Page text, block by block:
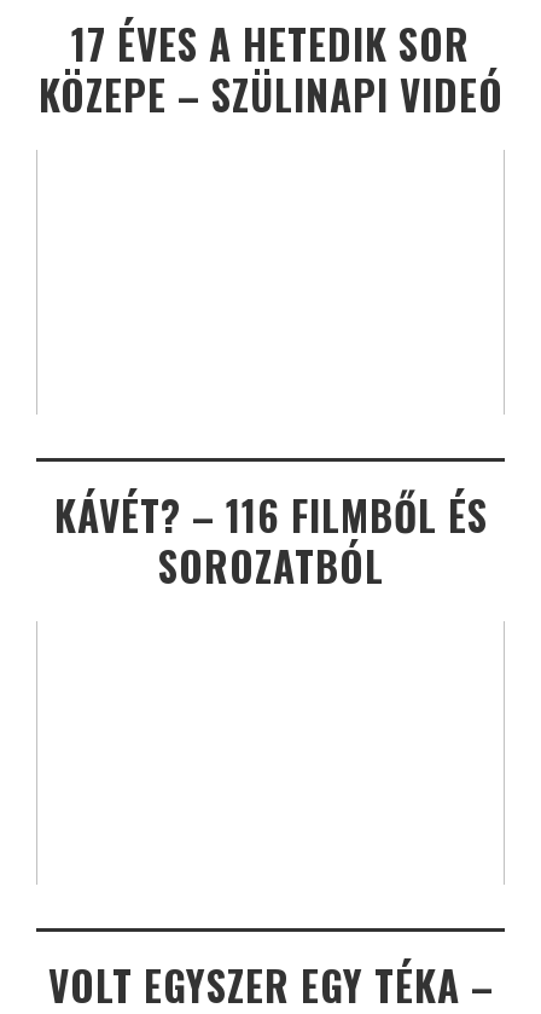
17 ÉVES A HETEDIK SOR
KÖZEPE – SZÜLINAPI VIDEÓ
KÁVÉT? – 116 FILMBŐL ÉS
SOROZATBÓL
VOLT EGYSZER EGY TÉKA –